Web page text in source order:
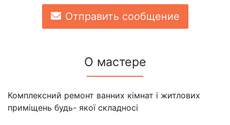
Отправить сообщение
О мастере
Комплексний ремонт ванних кімнат і житлових
приміщень будь- якої складносі